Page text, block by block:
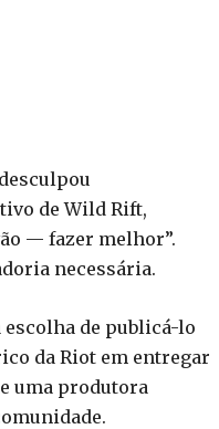
de Wild Rift,
— fazer melhor”.
necessária.
de publicá-lo
da Riot em entregar
uma produtora